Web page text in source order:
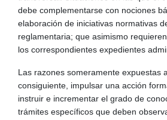
debe complementarse con nociones
elaboración de iniciativas normativas
reglamentaria; que asimismo
los correspondientes expedientes
Las razones someramente expuestas
consiguiente, impulsar una acción
instruir e incrementar el grado de
trámites específicos que deben